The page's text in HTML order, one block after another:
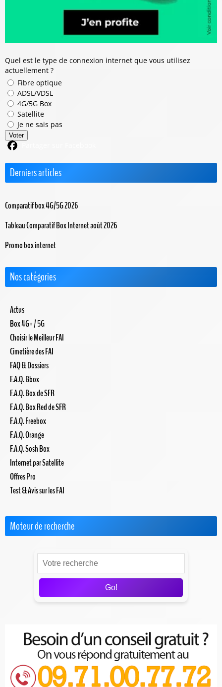
Quel est le type de connexion internet que vous utilisez
actuellement ?
Fibre optique
ADSL/VDSL
4G/5G Box
Satellite
Je ne sais pas
Voter
Derniers articles
Comparatif box 4G/5G 2026
Tableau Comparatif Box Internet août 2026
Promo box internet
Nos catégories
Actus
Box 4G+ / 5G
Choisir le Meilleur FAI
Cimetière des FAI
FAQ & Dossiers
F.A.Q. Bbox
F.A.Q. Box de SFR
F.A.Q. Box Red de SFR
F.A.Q. Freebox
F.A.Q. Orange
F.A.Q. Sosh Box
Internet par Satellite
Offres Pro
Test & Avis sur les FAI
Moteur de recherche
Go!